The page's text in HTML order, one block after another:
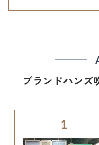
ブランドハンズ
1